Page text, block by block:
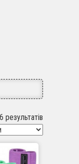
результатів